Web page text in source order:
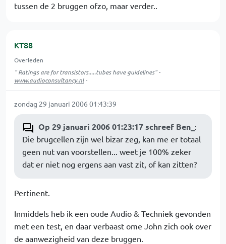
tussen de 2 bruggen ofzo, maar verder..
KT88
Overleden
" Ratings are for transistors.....tubes have guidelines" -
www.audioconsultancy.nl-
zondag 29 januari 2006 01:43:39
Op 29 januari 2006 01:23:17 schreef Ben_ :
Die brugcellen zijn wel bizar zeg, kan me er totaal
geen nut van voorstellen... weet je 100% zeker
dat er niet nog ergens aan vast zit, of kan zitten?
Pertinent.
Inmiddels heb ik een oude Audio & Techniek gevonden
met een test, en daar verbaast ome John zich ook over
de aanwezigheid van deze bruggen.